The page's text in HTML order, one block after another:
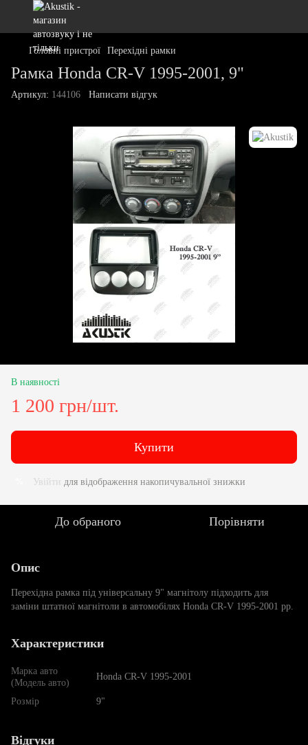
Головні пристрої Перехідні рамки
Pамка Honda CR-V 1995-2001, 9"
Артикул: 144106 Написати відгук
В наявності
1 200 грн/шт.
Купити
Увійти для відображення накопичувальної знижки
До обраного Порівняти
Опис
Перехідна рамка під універсальну 9" магнітолу підходить для
заміни штатної магнітоли в автомобілях Honda CR-V 1995-2001 рр.
Характеристики
Марка авто
(Модель авто)
Honda CR-V 1995-2001
Розмір 9"
Відгуки